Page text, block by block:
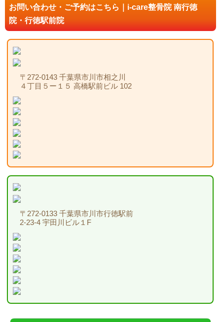
お問い合わせ・ご予約はこちら｜i-care整骨院 南行徳
院・行徳駅前院
〒272-0143 千葉県市川市相之川
４丁目５ー１５ 高橋駅前ビル 102
〒272-0133 千葉県市川市行徳駅前
2-23-4 宇田川ビル１F